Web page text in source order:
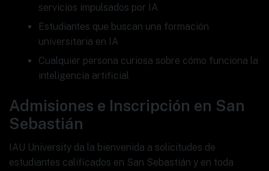
servicios impulsados por IA
Estudiantes que buscan una formación
universitaria en IA
Cualquier persona curiosa sobre cómo funciona la
inteligencia artificial
Admisiones e Inscripción en San
Sebastián
IAU University da la bienvenida a solicitudes de
estudiantes calificados en San Sebastián y en toda